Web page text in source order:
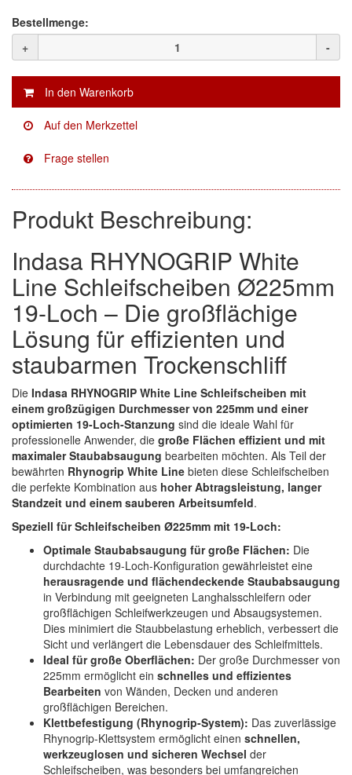
E-D
(1)
EVERCOAT
(2)
Facdos
(2)
KWASNY
(1)
no-name
(1)
Novol
(3)
Prevost
(3)
Proma
(21)
Sia
(3)
Spectral
(5)
StarChem
(1)
Sundstrom
(2)
Wibeco
(1)
ZVG
Bestellmenge:
+
-
Produkt Beschreibung:
Indasa RHYNOGRIP White
Line Schleifscheiben Ø225mm
19-Loch – Die großflächige
Lösung für effizienten und
staubarmen Trockenschliff
Die Indasa RHYNOGRIP White Line Schleifscheiben mit
einem großzügigen Durchmesser von 225mm und einer
optimierten 19-Loch-Stanzung sind die ideale Wahl für
professionelle Anwender, die große Flächen effizient und mit
maximaler Staubabsaugung bearbeiten möchten. Als Teil der
bewährten Rhynogrip White Line bieten diese Schleifscheiben
die perfekte Kombination aus hoher Abtragsleistung, langer
Standzeit und einem sauberen Arbeitsumfeld.
Speziell für Schleifscheiben Ø225mm mit 19-Loch:
Optimale Staubabsaugung für große Flächen: Die
durchdachte 19-Loch-Konfiguration gewährleistet eine
herausragende und flächendeckende Staubabsaugung
in Verbindung mit geeigneten Langhalsschleifern oder
großflächigen Schleifwerkzeugen und Absaugsystemen.
Dies minimiert die Staubbelastung erheblich, verbessert die
Sicht und verlängert die Lebensdauer des Schleifmittels.
Ideal für große Oberflächen: Der große Durchmesser von
225mm ermöglicht ein schnelles und effizientes
Bearbeiten von Wänden, Decken und anderen
großflächigen Bereichen.
Klettbefestigung (Rhynogrip-System): Das zuverlässige
Rhynogrip-Klettsystem ermöglicht einen schnellen,
werkzeuglosen und sicheren Wechsel der
Schleifscheiben, was besonders bei umfangreichen